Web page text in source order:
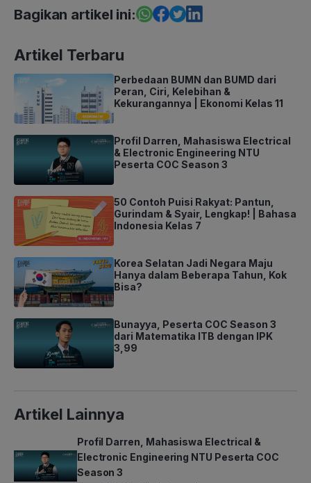
Bagikan artikel ini:
Artikel Terbaru
Perbedaan BUMN dan BUMD dari
Peran, Ciri, Kelebihan &
Kekurangannya | Ekonomi Kelas 11
Profil Darren, Mahasiswa Electrical
& Electronic Engineering NTU
Peserta COC Season 3
50 Contoh Puisi Rakyat: Pantun,
Gurindam & Syair, Lengkap! | Bahasa
Indonesia Kelas 7
Korea Selatan Jadi Negara Maju
Hanya dalam Beberapa Tahun, Kok
Bisa?
Bunayya, Peserta COC Season 3
dari Matematika ITB dengan IPK
3,99
Artikel Lainnya
Profil Darren, Mahasiswa Electrical &
Electronic Engineering NTU Peserta COC
Season 3